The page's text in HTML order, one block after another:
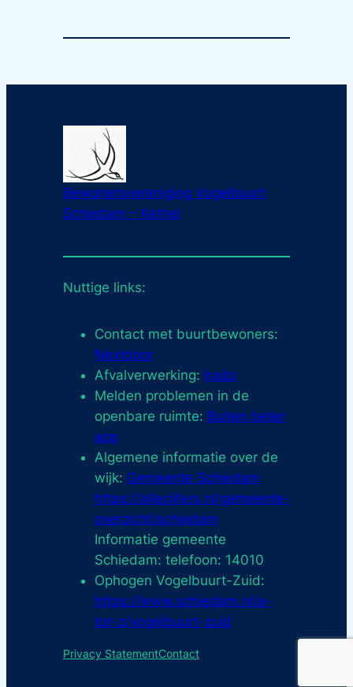
Bewonersvereniging Vogelbuurt
Schiedam – Kethel
Nuttige links:
Contact met buurtbewoners:
Nextdoor
Afvalverwerking: Irado
Melden problemen in de
openbare ruimte: Buiten beter
app
Algemene informatie over de
wijk: Gemeente Schiedam
https://allecijfers.nl/gemeente-
overzicht/schiedam
Informatie gemeente
Schiedam: telefoon: 14010
Ophogen Vogelbuurt-Zuid:
https://www.schiedam.nl/a-
tot-z/vogelbuurt-zuid
Privacy StatementContact